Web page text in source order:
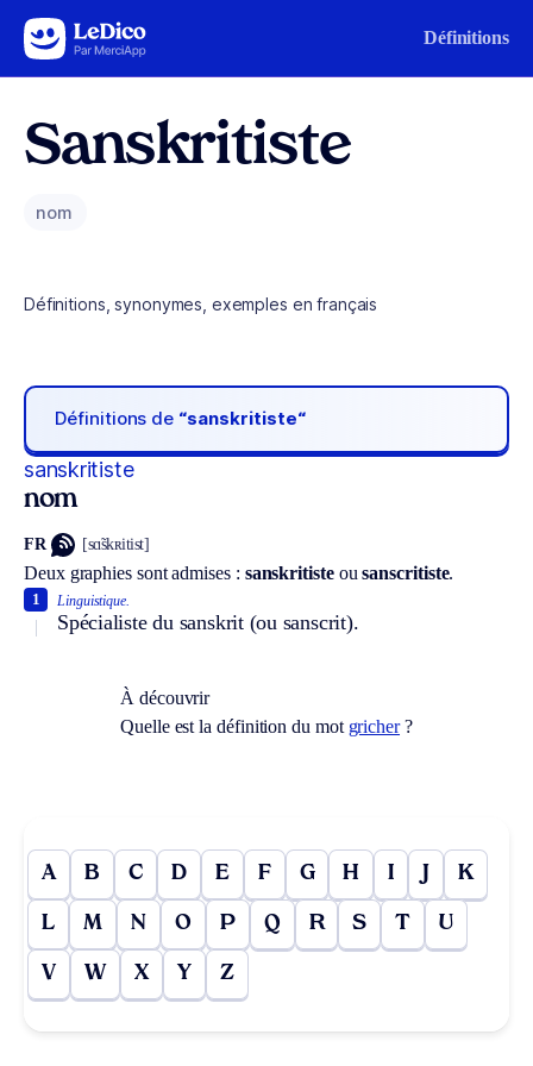
Aller au contenu Définitions
Sanskritiste
nom
Définitions, synonymes, exemples en français
Définitions de “sanskritiste“
sanskritiste
nom
FR [sɑ̃skʀitist]
Deux graphies sont admises : sanskritisteousanscritiste.
Linguistique.
Spécialiste du sanskrit (ou sanscrit).
1
À découvrir
Quelle est la définition du mot gricher?
A B C D E F G H I J K
L M N O P Q R S T U
V W X Y Z